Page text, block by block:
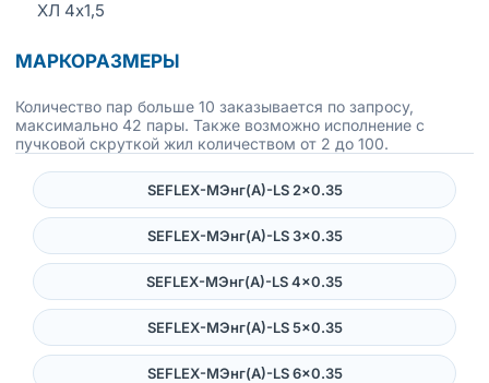
ХЛ 4х1,5
МАРКОРАЗМЕРЫ
Количество пар больше 10 заказывается по запросу,
максимально 42 пары. Также возможно исполнение с
пучковой скруткой жил количеством от 2 до 100.
SEFLEX-MЭнг(А)-LS 2×0.35
SEFLEX-MЭнг(А)-LS 3×0.35
SEFLEX-MЭнг(А)-LS 4×0.35
SEFLEX-MЭнг(А)-LS 5×0.35
SEFLEX-MЭнг(А)-LS 6×0.35